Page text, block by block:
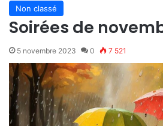
Non classé
Soirées de
5 novembre 2023 0 7 521